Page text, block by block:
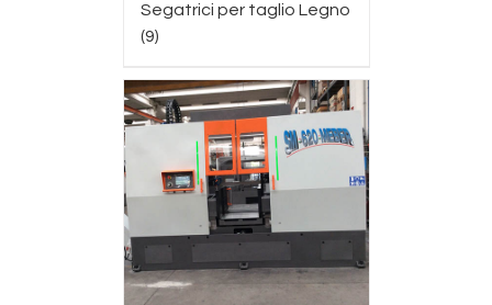
Segatrici per taglio Legno
(9)